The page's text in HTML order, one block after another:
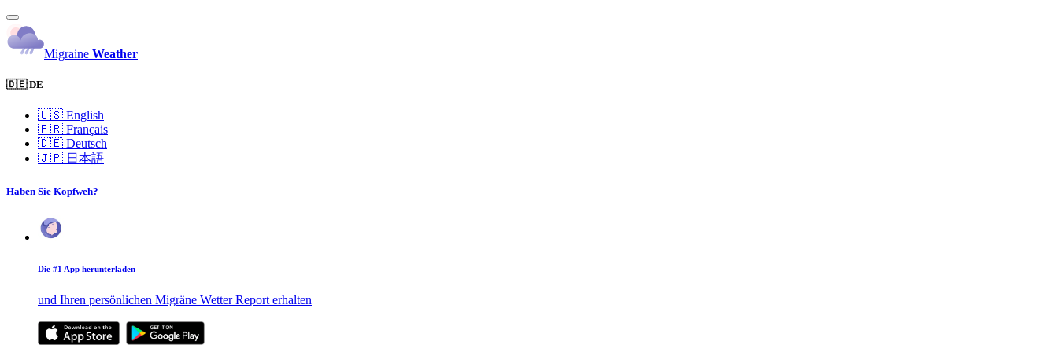
Migraine Weather
🇩🇪 DE
🇺🇸 English
🇫🇷 Français
🇩🇪 Deutsch
🇯🇵 日本語
Haben Sie Kopfweh?
Die #1 App herunterladen
und Ihren persönlichen Migräne Wetter Report erhalten